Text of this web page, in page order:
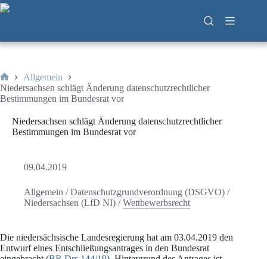
Zum
Inhalt
Start
Allgemein
Niedersachsen schlägt Änderung datenschutzrechtlicher
Bestimmungen im Bundesrat vor
Niedersachsen schlägt Änderung datenschutzrechtlicher
Bestimmungen im Bundesrat vor
09.04.2019
Allgemein /Datenschutzgrundverordnung (DSGVO) /
Niedersachsen (LfD NI) /Wettbewerbsrecht
Die niedersächsische Landesregierung hat am 03.04.2019 den
Entwurf eines Entschließungsantrages in den Bundesrat